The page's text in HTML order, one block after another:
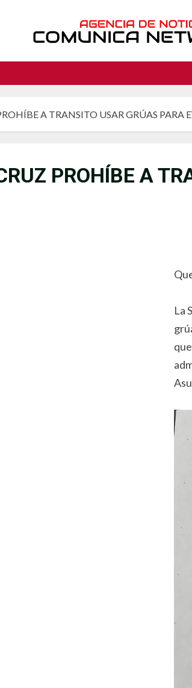
A TRANSITO USAR GRÚAS PARA
PROHÍBE A
La